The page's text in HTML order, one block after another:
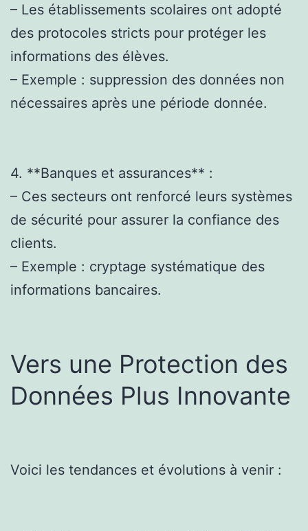
– Les établissements scolaires ont adopté
des protocoles stricts pour protéger les
informations des élèves.
– Exemple : suppression des données non
nécessaires après une période donnée.
4. **Banques et assurances** :
– Ces secteurs ont renforcé leurs systèmes
de sécurité pour assurer la confiance des
clients.
– Exemple : cryptage systématique des
informations bancaires.
Vers une Protection des
Données Plus Innovante
Voici les tendances et évolutions à venir :